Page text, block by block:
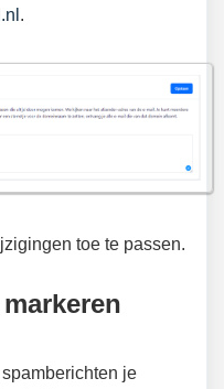
.
toe te passen.
je